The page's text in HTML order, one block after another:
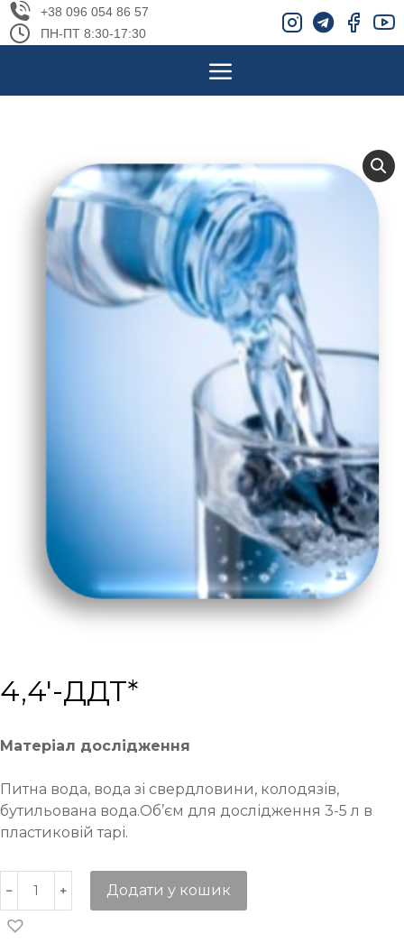
+38 096 054 86 57
ПН-ПТ 8:30-17:30
4,4′-ДДТ*
Матеріал дослідження
Питна вода, вода зі свердловини, колодязів,
бутильована вода.Об’єм для дослідження 3-5 л в
пластиковій тарі.
Додати у кошик